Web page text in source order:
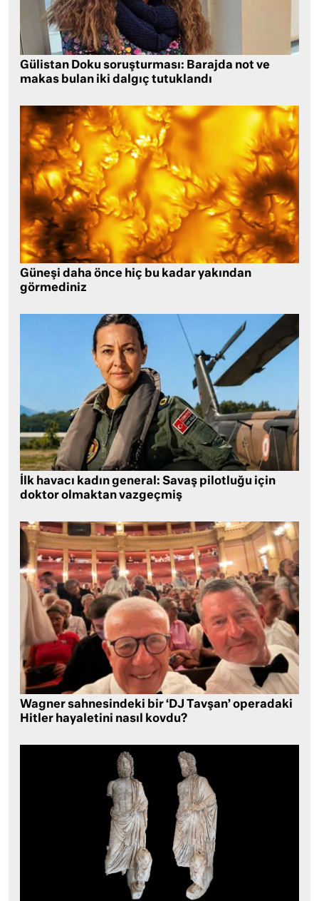
Gülistan Doku soruşturması: Barajda not ve
makas bulan iki dalgıç tutuklandı
Güneşi daha önce hiç bu kadar yakından
görmediniz
İlk havacı kadın general: Savaş pilotluğu için
doktor olmaktan vazgeçmiş
Wagner sahnesindeki bir ‘DJ Tavşan’ operadaki
Hitler hayaletini nasıl kovdu?